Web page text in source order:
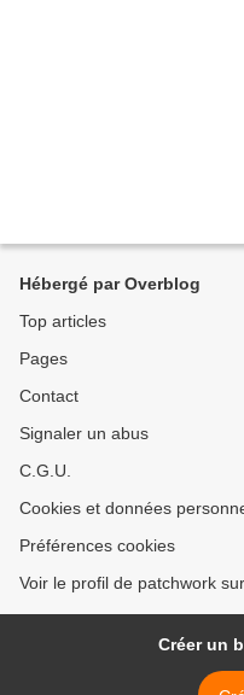
Hébergé par Overblog
Top articles
Pages
Contact
Signaler un abus
C.G.U.
Cookies et données
Préférences cookies
Voir le profil de patchwork
Créer un